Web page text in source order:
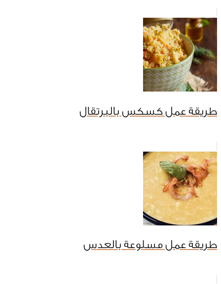
طريقة عمل كسكس بالبرتقال
طريقة عمل مسلوعة بالعدس